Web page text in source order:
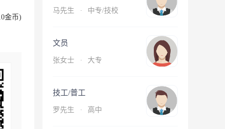
金币)
马先生 · 中专/技校
文员
张女士 · 大专
技工/普工
罗先生 · 高中